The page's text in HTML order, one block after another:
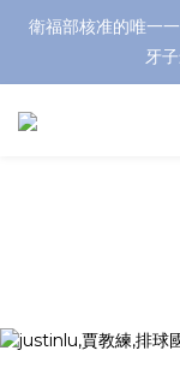
衛福部核准的唯一
牙